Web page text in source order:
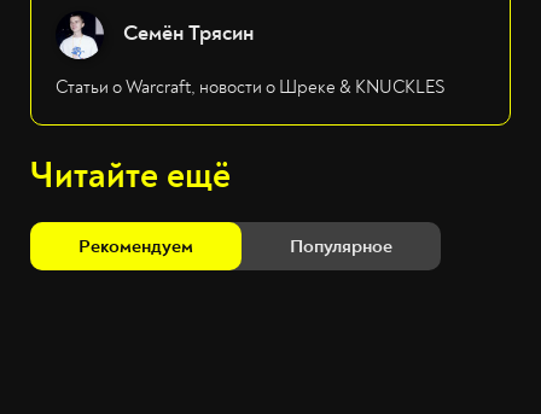
Семён Трясин
Статьи о Warcraft, новости о Шреке & KNUCKLES
Читайте ещё
Рекомендуем Популярное